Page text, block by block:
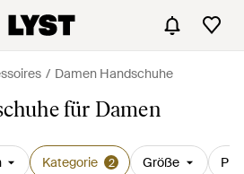
Damen Handschuhe
für Damen
Kategorie 2 Größe